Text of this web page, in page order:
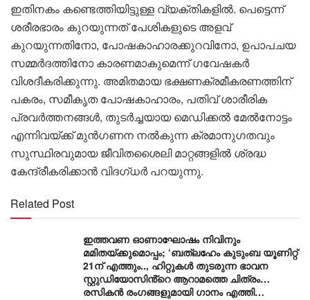
ഇതിനകം കണ്ടെത്തിയിട്ടുള്ള വ്യക്തികളില്‍. പെട്ടെന്ന്
ശരീരഭാരം കുറയുന്നത് പേശികളുടെ അളവ്
കുറയുന്നതിനോ, പോഷകാഹാരക്കുറവിനോ, ഉപാപചയ
സമ്മര്‍ദത്തിനോ കാരണമാകുമെന്ന് ഗവേഷകര്‍
വിശദീകരിക്കുന്നു. അമിതമായ ഭക്ഷണക്രമീകരണത്തിന്
പകരം, സമീകൃത പോഷകാഹാരം, പതിവ് ശാരീരിക
പ്രവര്‍ത്തനങ്ങള്‍, തുടര്‍ച്ചയായ മെഡിക്കല്‍ മേല്‍നോട്ടം
എന്നിവയ്ക്ക് മുന്‍ഗണന നല്‍കുന്ന ക്രമാനുഗതവും
സുസ്ഥിരവുമായ ജീവിതശൈലി മാറ്റങ്ങളില്‍ ശ്രദ്ധ
കേന്ദ്രീകരിക്കാന്‍ വിദഗ്ധര്‍ പറയുന്നു.
Related Post
ഇത്തവണ ഓണാഘോഷം നിവിനും
മമിതയ്ക്കുമൊപ്പം; ‘ബത്‍ലഹേം കുടുംബ യൂണിറ്റ്
21ന് എത്തും.., ഹിറ്റുകൾ തുടരുന്ന ഭാവന
സ്റ്റുഡിയോസിൻ്റെ ആറാമത്തെ ചിത്രം…
രസികൻ രംഗങ്ങളുമായി ഗാനം എത്തി…